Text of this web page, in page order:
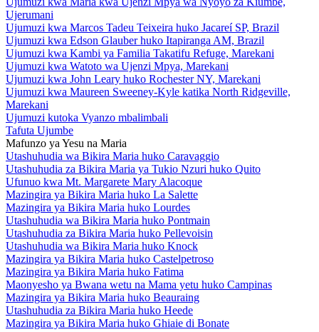
Ujerumani
Ujumuzi kwa Marcos Tadeu Teixeira huko Jacareí SP, Brazil
Ujumuzi kwa Edson Glauber huko Itapiranga AM, Brazil
Ujumuzi kwa Kambi ya Familia Takatifu Refuge, Marekani
Ujumuzi kwa Watoto wa Ujenzi Mpya, Marekani
Ujumuzi kwa John Leary huko Rochester NY, Marekani
Ujumuzi kwa Maureen Sweeney-Kyle katika North Ridgeville,
Marekani
Ujumuzi kutoka Vyanzo mbalimbali
Tafuta Ujumbe
Mafunzo ya Yesu na Maria
Utashuhudia wa Bikira Maria huko Caravaggio
Utashuhudia za Bikira Maria ya Tukio Nzuri huko Quito
Ufunuo kwa Mt. Margarete Mary Alacoque
Mazingira ya Bikira Maria huko La Salette
Mazingira ya Bikira Maria huko Lourdes
Utashuhudia wa Bikira Maria huko Pontmain
Utashuhudia za Bikira Maria huko Pellevoisin
Utashuhudia wa Bikira Maria huko Knock
Mazingira ya Bikira Maria huko Castelpetroso
Mazingira ya Bikira Maria huko Fatima
Maonyesho ya Bwana wetu na Mama yetu huko Campinas
Mazingira ya Bikira Maria huko Beauraing
Utashuhudia za Bikira Maria huko Heede
Mazingira ya Bikira Maria huko Ghiaie di Bonate